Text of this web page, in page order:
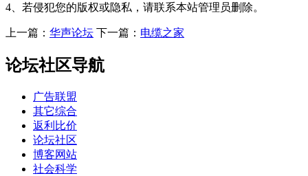
4、若侵犯您的版权或隐私，请联系本站管理员删除。
上一篇： 华声论坛 下一篇： 电缆之家
论坛社区导航
广告联盟
其它综合
返利比价
论坛社区
博客网站
社会科学